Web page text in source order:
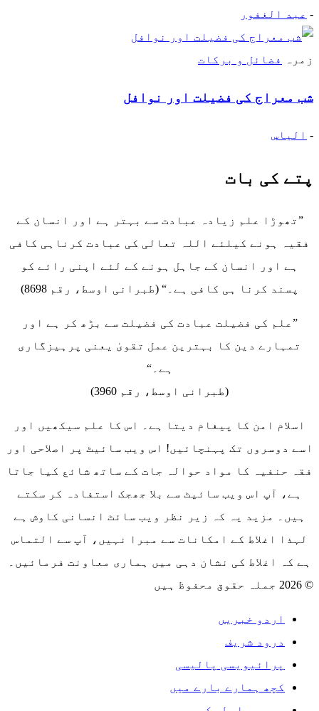
- عبد الغفور
زمرہ فضائل و برکات
شب معراج کی فضیلت اور نوافل
- الیاس
پتے کی بات
”تھوڑا علم زیادہ عبادت سے بہتر ہے اور انسان کے
فقیہ ہونے کیلئے اللہ تعالی کی عبادت کرناہی کافی
ہے اور انسان کے جاہل ہونے کے لئے اپنی رائے کو
پسند کرنا ہی کافی ہے۔“ (طبرانی اوسط، رقم 8698)
”علم کی فضیلت عبادت کی فضیلت سے بڑھ کر ہے اور
تمہارے دین کا بہترین عمل تقویٰ یعنی پرہیزگاری
ہے۔“
(طبرانی اوسط، رقم 3960)
اسلام امن کا پیغام دیتا ہے۔ اس کا علم سیکھیں اور
اسے دوسروں تک پہنچائیں! اس ویب سائیٹ پر اصلاحی اور
فقہ حنفیہ کا مواد حوالہ جات کے ساتھ شائع کیا جاتا
ہے، آپ اس ویب سائیٹ سے بلا جھجک استفادہ کر سکتے
ہیں۔ مزید یہ کہ زیر نظر ویب سائٹ انسانی کاوش ہے
لہذا اغلاط کے امکانات سے مبرا نہیں، آپ سے التماس
ہے کہ اغلاط کی نشان دہی میں ہماری معاونت فرمائیں۔
© 2026 جملہ حقوق محفوظ ہیں
اردو خبریں
درود شریف
پرائیویسی پالیسی
کچھ ہمارے بارے میں